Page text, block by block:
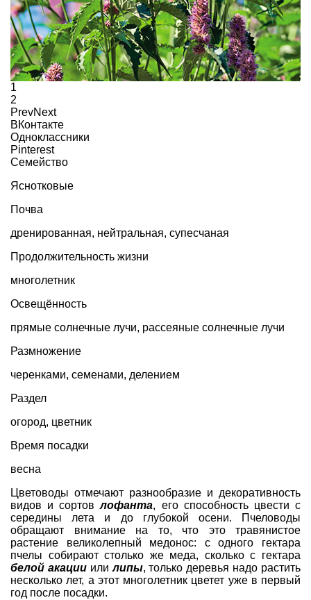
1
2
PrevNext
ВКонтакте
Одноклассники
Pinterest
Семейство
Яснотковые
Почва
дренированная, нейтральная, супесчаная
Продолжительность жизни
многолетник
Освещённость
прямые солнечные лучи, рассеяные солнечные лучи
Размножение
черенками, семенами, делением
Раздел
огород, цветник
Время посадки
весна
Цветоводы отмечают разнообразие и декоративность
видов и сортовлофанта, его способность цвести с
середины лета и до глубокой осени. Пчеловоды
обращают внимание на то, что это травянистое
растение великолепный медонос: с одного гектара
пчелы собирают столько же меда, сколько с гектара
белой акацииилилипы, только деревья надо растить
несколько лет, а этот многолетник цветет уже в первый
год после посадки.